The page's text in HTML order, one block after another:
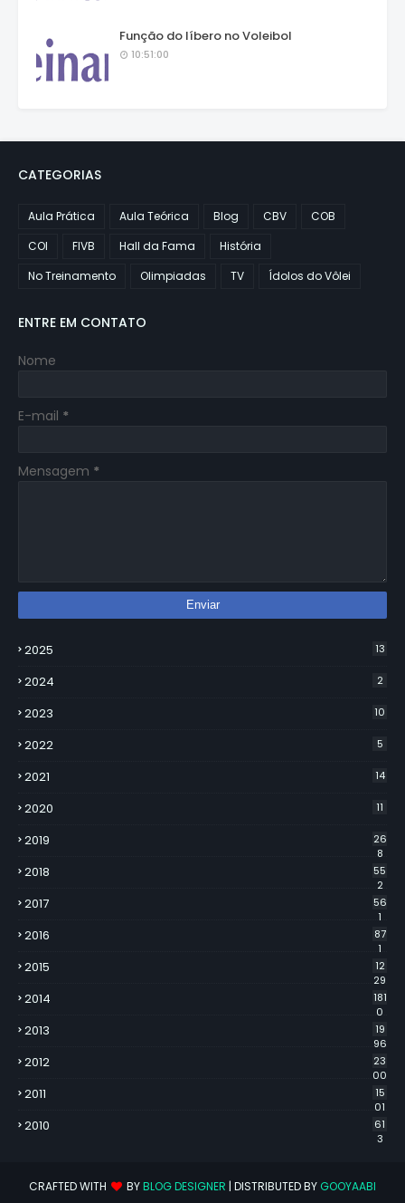
Função do líbero no Voleibol
10:51:00
CATEGORIAS
Aula Prática Aula Teórica Blog CBV
COB
COI
FIVB Hall da Fama
História
No Treinamento
Olimpiadas TV Ídolos do Vôlei
ENTRE EM CONTATO
Nome
E-mail *
Mensagem *
2025 13
2024 2
2023 10
2022 5
2021 14
2020 11
2019
26
8
2018
55
2
2017
56
1
2016
87
1
2015
12
29
2014
181
0
2013
19
96
2012
23
00
2011
15
01
2010
61
3
CRAFTED WITH BYBLOG DESIGNER | DISTRIBUTED BY GOOYAABI